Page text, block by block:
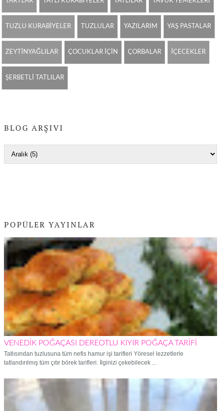
TUZLU KURABİYELER TUZLULAR YAZILARIM YAŞ PASTALAR
ZEYTİNYAĞLILAR ÇOCUKLAR İÇİN ÇORBALAR İÇECEKLER
ŞERBETLİ TATLILAR
BLOG ARŞIVI
POPÜLER YAYINLAR
VENEDİK POĞAÇASI DEREOTLU KIYIR POĞAÇA TARİFİ
Tatlısından tuzlusuna tüm nefis hamur işi tarifleri Yöresel lezzetlerle
tatlandırılmış tüm çıtır börek tarifleri. İlginizi çekebilecek ...